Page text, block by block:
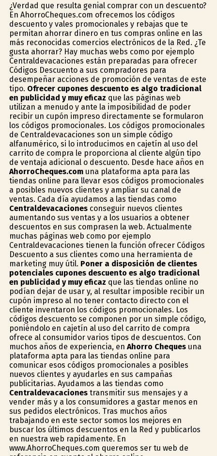
¿Verdad que resulta genial comprar con un descuento?
En AhorroCheques.com ofrecemos los códigos
descuento y vales promocionales y rebajas que te
permitan ahorrar dinero en tus compras online en las
más reconocidas comercios electrónicos de la Red. ¿Te
gusta ahorrar? Hay muchas webs como por ejemplo
Centraldevacaciones están preparadas para ofrecer
Códigos Descuento a sus compradores para
desempeñar acciones de promoción de ventas de este
tipo. Ofrecer cupones descuento es algo tradicional
en publicidad y muy eficaz que las páginas web
utilizan a menudo y ante la imposibilidad de poder
recibir un cupón impreso directamente se formularon
los códigos promocionales. Los códigos promocionales
de Centraldevacaciones son un simple código
alfanumérico, si lo introducimos en cajetín al uso del
carrito de compra le proporciona al cliente algún tipo
de ventaja adicional o descuento. Desde hace años en
AhorroCheques.comuna plataforma apta para las
tiendas online para llevar esos códigos promocionales
a posibles nuevos clientes y ampliar su canal de
ventas. Cada día ayudamos a las tiendas como
Centraldevacacionesconseguir nuevos clientes
aumentando sus ventas y a los usuarios a obtener
descuentos en sus comprasen la web. Actualmente
muchas páginas web como por ejemplo
Centraldevacaciones tienen la función ofrecer Códigos
Descuento a sus clientes como una herramienta de
marketing muy útil. Poner a disposición de clientes
potenciales cupones descuento es algo tradicional
en publicidad y muy eficaz que las tiendas online no
podían dejar de usar y, al resultar imposible recibir un
cupón impreso al no tener contacto directo con el
cliente inventaron los códigos promocionales. Los
códigos descuento se componen por un simple código,
poniéndolo en cajetín al uso del carrito de compra
ofrece al consumidor varios tipos de descuentos. Con
muchos años de experiencia, en Ahorro Chequesuna
plataforma apta para las tiendas online para
comunicar esos códigos promocionales a posibles
nuevos clientes y ayudarles en sus campañas
publicitarias. Ayudamos a las tiendas como
Centraldevacacionestransmitir sus mensajes y a
vender más y a los consumidores a gastar menos en
sus pedidos electrónicos. Tras muchos años
trabajando en este sector somos los mejores en
buscar los últimos descuentos en la Red y publicarlos
en nuestra web rapidamente. En
www.AhorroCheques.com queremos ser tu web de